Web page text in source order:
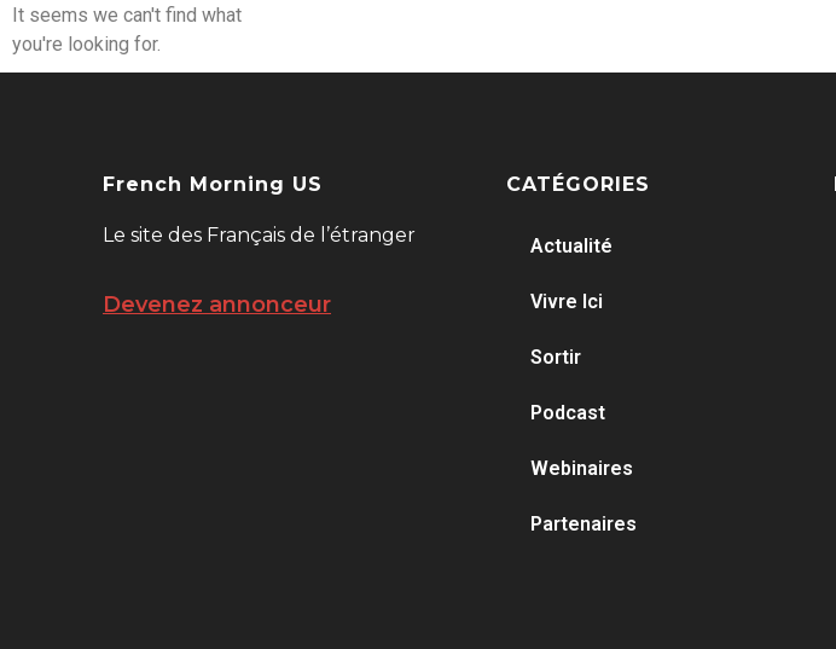
It seems we can't find what
you're looking for.
French Morning US
Le site des Français de l’étranger
Devenez annonceur
CATÉGORIES
Actualité
Vivre Ici
Sortir
Podcast
Webinaires
Partenaires